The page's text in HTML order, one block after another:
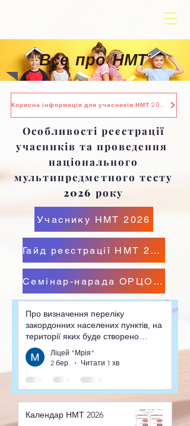
Все про НМТ
Корисна інформація для учасників НМТ 2026
Особливості реєстрації
учасників та проведення
національного
мультипредметного тесту
2026 року
Учаснику НМТ 2026
Гайд реєстрації НМТ 2026
Семінар-нарада ОРЦОЯО
Про визначення переліку
закордонних населених пунктів, на
території яких буде створено
тимчасові екзаменаційні центри для
проведення у 2026 році
національного мультипредметного
тесту
Ліцей "Мрія"
2 бер.
Читати 1 хв
Календар НМТ 2026